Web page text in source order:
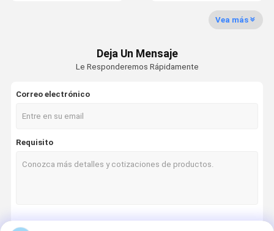
gabinete de los primeros auxilios
jaula del perro
Vea más
Deja Un Mensaje
Le Responderemos Rápidamente
Correo electrónico
Requisito